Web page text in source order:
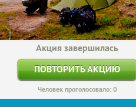
Акция завершилась
ПОВТОРИТЬ АКЦИЮ
Человек проголосовало: 0